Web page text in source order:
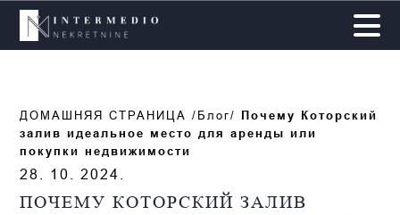
ДОМАШНЯЯ СТРАНИЦА /Блог/
Почему Которский
залив идеальное место для аренды или
покупки недвижимости
28. 10. 2024.
ПОЧЕМУ КОТОРСКИЙ ЗАЛИВ